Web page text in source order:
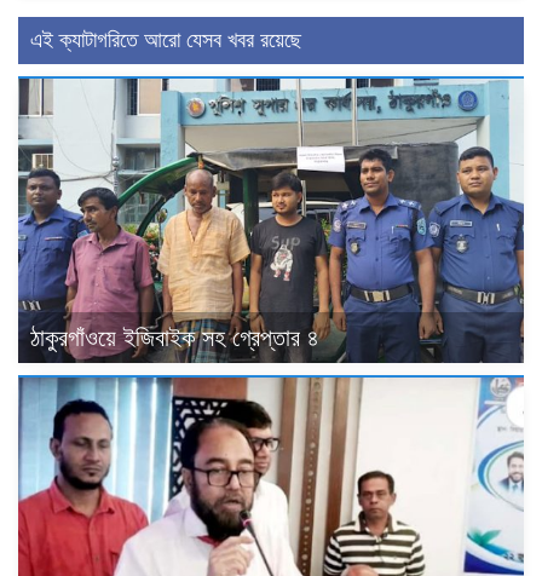
এই ক্যাটাগরিতে আরো যেসব খবর রয়েছে
ঠাকুরগাঁওয়ে ইজিবাইক সহ গ্রেপ্তার ৪